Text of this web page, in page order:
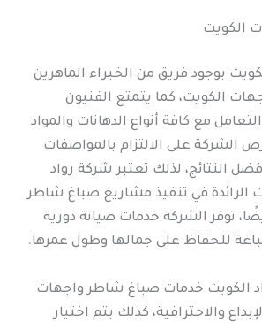
الكويت
بوجود فريق من الخبراء الماهرين
الكويت، كما يتمتع الفنيون
مع كافة أنواع الدهانات والمواد
الشركة على الالتزام بالمواصفات
النتائج، لذلك تعتبر شركة رواد
الرائدة في تنفيذ مشاريع صباغ شاطر
توفر الشركة خدمات صيانة دورية
للحفاظ على جمالها وطول عمرها.
الكويت خدمات صباغ شاطر واجهات
والاحترافية، كذلك يتم اختيار